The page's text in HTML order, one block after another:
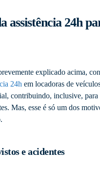
assistência 24h
explicado acima,
24h em locadoras de
contribuindo, inclusive, para
Mas, esse é só um dos
e acidentes